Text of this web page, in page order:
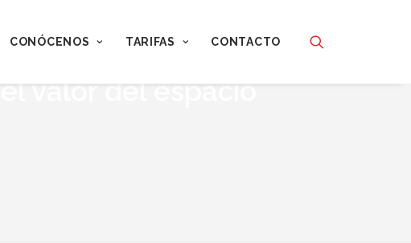
CONÓCENOS TARIFAS CONTACTO
valor del espacio